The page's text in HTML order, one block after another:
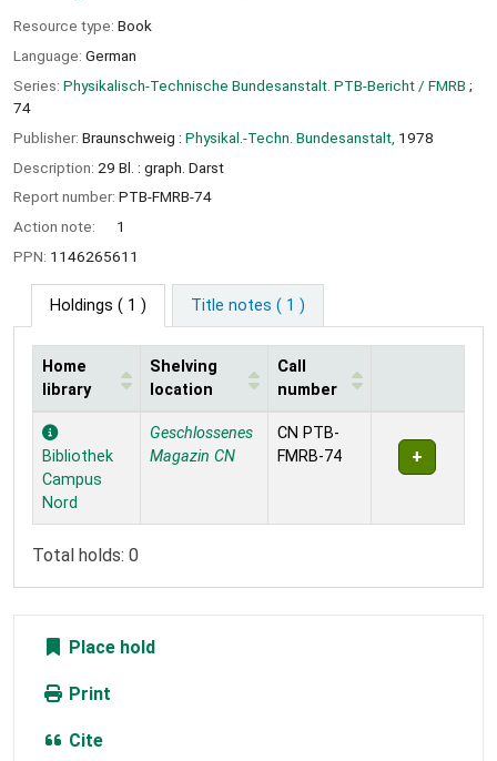
Resource type: Book
Language: German
Series: Physikalisch-Technische Bundesanstalt. PTB-Bericht / FMRB ;
74
Publisher: Braunschweig : Physikal.-Techn. Bundesanstalt, 1978
Description: 29 Bl. : graph. Darst
Report number: PTB-FMRB-74
Action note:
1
PPN: 1146265611
Holdings ( 1 ) Title notes ( 1 )
Holdings
Home
library
Shelving
location
Call
number
Bibliothek
Campus
Nord
Geschlossenes
Magazin CN
CN PTB-
FMRB-74
Total holds: 0
Place hold
Print
Cite